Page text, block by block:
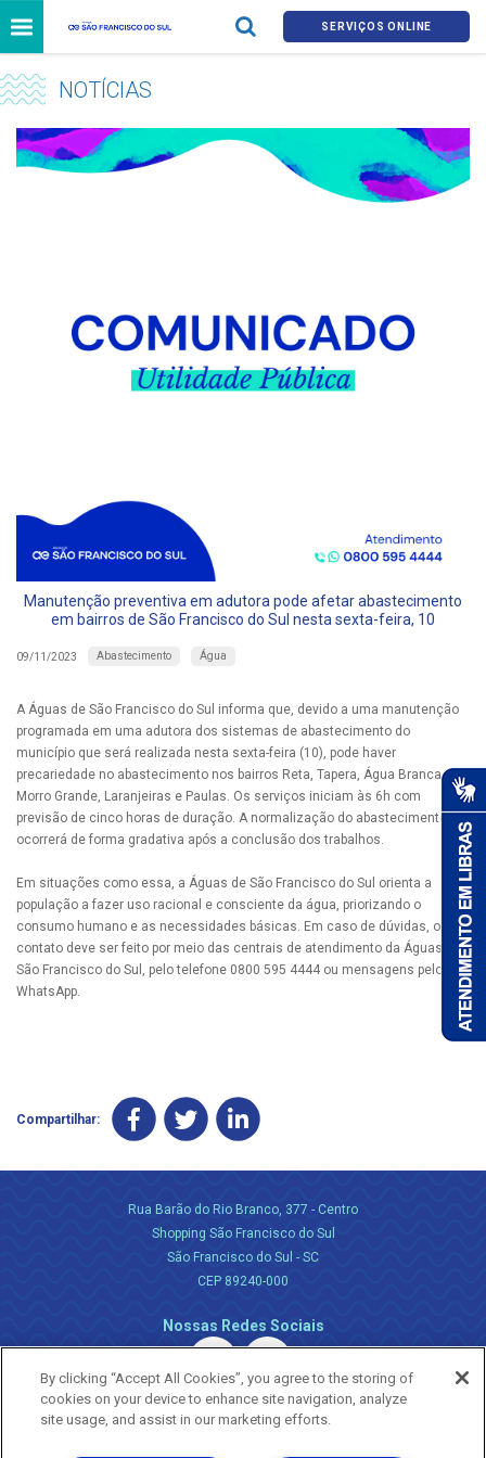
SERVIÇOS ONLINE
NOTÍCIAS
Manutenção preventiva em adutora pode afetar abastecimento
em bairros de São Francisco do Sul nesta sexta-feira, 10
09/11/2023 Abastecimento Água
A Águas de São Francisco do Sul informa que, devido a uma manutenção
programada em uma adutora dos sistemas de abastecimento do
município que será realizada nesta sexta-feira (10), pode haver
precariedade no abastecimento nos bairros Reta, Tapera, Água Branca,
Morro Grande, Laranjeiras e Paulas. Os serviços iniciam às 6h com
previsão de cinco horas de duração. A normalização do abastecimento
ocorrerá de forma gradativa após a conclusão dos trabalhos.
Em situações como essa, a Águas de São Francisco do Sul orienta a
população a fazer uso racional e consciente da água, priorizando o
consumo humano e as necessidades básicas. Em caso de dúvidas, o
contato deve ser feito por meio das centrais de atendimento da Águas de
São Francisco do Sul, pelo telefone 0800 595 4444 ou mensagens pelo
WhatsApp.
Compartilhar:
Rua Barão do Rio Branco, 377 - Centro
Shopping São Francisco do Sul
São Francisco do Sul - SC
CEP 89240-000
Nossas Redes Sociais
By clicking “Accept All Cookies”, you agree to the storing of
cookies on your device to enhance site navigation, analyze
site usage, and assist in our marketing efforts.